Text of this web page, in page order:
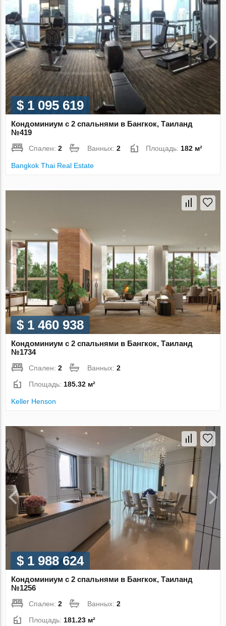
$ 1 095 619
Кондоминиум с 2 спальнями в Бангкок, Таиланд
№419
Спален:2 Ванных:2 Площадь: 182 м²
Bangkok Thai Real Estate
$ 1 460 938
Кондоминиум с 2 спальнями в Бангкок, Таиланд
№1734
Спален:2 Ванных:2
Площадь: 185.32 м²
Keller Henson
$ 1 988 624
Кондоминиум с 2 спальнями в Бангкок, Таиланд
№1256
Спален:2 Ванных:2
Площадь: 181.23 м²